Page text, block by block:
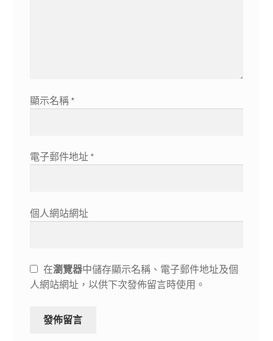
顯示名稱 *
電子郵件地址 *
個人網站網址
在瀏覽器中儲存顯示名稱、電子郵件地址及個
人網站網址，以供下次發佈留言時使用。